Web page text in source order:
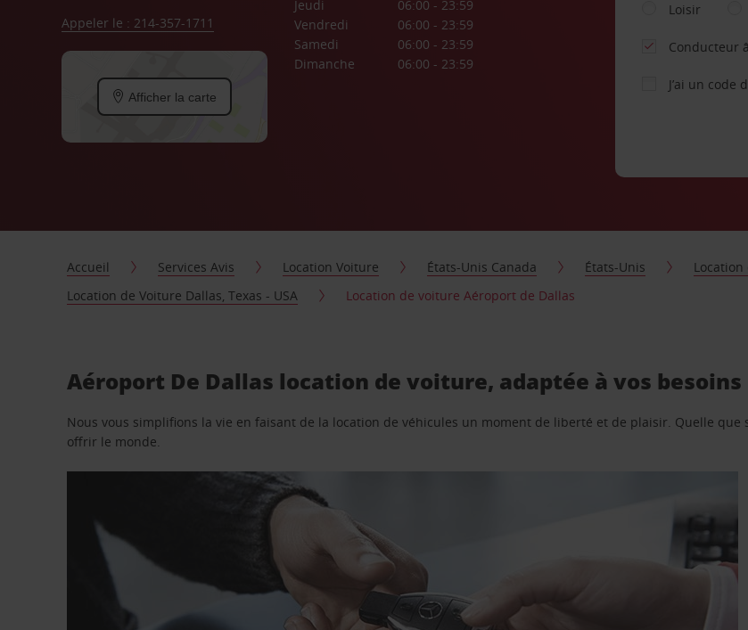
Appeler le : 214-357-1711
Afficher la carte
Jeudi
06:00 - 23:59
Vendredi
06:00 - 23:59
Samedi
06:00 - 23:59
Dimanche
06:00 - 23:59
Loisir
Conducteur
J’ai un code
Accueil Services Avis Location Voiture États-Unis Canada États-Unis
Location
Location de Voiture Dallas, Texas - USA
Location de voiture Aéroport de Dallas
Aéroport De Dallas location de voiture, adaptée à vos besoins
Nous vous simplifions la vie en faisant de la location de véhicules un moment de liberté et de plaisir. Quelle
offrir le monde.